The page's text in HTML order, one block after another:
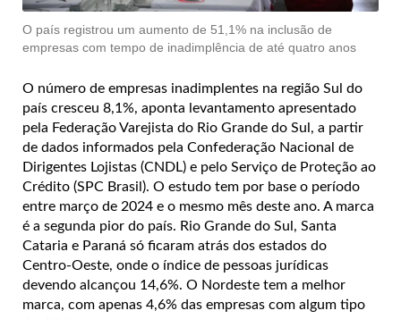
O país registrou um aumento de 51,1% na inclusão de
empresas com tempo de inadimplência de até quatro anos
O número de empresas inadimplentes na região Sul do
país cresceu 8,1%, aponta levantamento apresentado
pela Federação Varejista do Rio Grande do Sul, a partir
de dados informados pela Confederação Nacional de
Dirigentes Lojistas (CNDL) e pelo Serviço de Proteção ao
Crédito (SPC Brasil). O estudo tem por base o período
entre março de 2024 e o mesmo mês deste ano. A marca
é a segunda pior do país. Rio Grande do Sul, Santa
Cataria e Paraná só ficaram atrás dos estados do
Centro-Oeste, onde o índice de pessoas jurídicas
devendo alcançou 14,6%. O Nordeste tem a melhor
marca, com apenas 4,6% das empresas com algum tipo